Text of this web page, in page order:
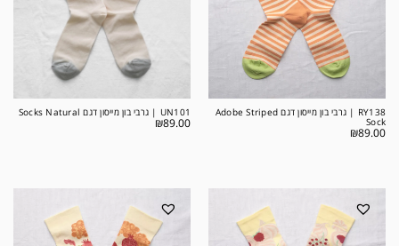
RY138 | גרבי בון מייסון דגם Adobe Striped
Sock
₪89.00
UN101 | גרבי בון מייסון דגם Socks Natural
₪89.00